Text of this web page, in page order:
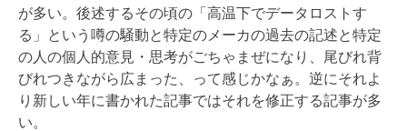
が多い。後述するその頃の「高温下でデータロストす
る」という噂の騒動と特定のメーカの過去の記述と特定
の人の個人的意見・思考がごちゃまぜになり、尾びれ背
びれつきながら広まった、って感じかなぁ。逆にそれよ
り新しい年に書かれた記事ではそれを修正する記事が多
い。